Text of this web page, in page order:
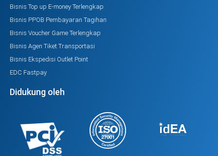
Bisnis Top up E-money Terlengkap
Bisnis PPOB Pembayaran Tagihan
Bisnis Voucher Game Terlengkap
Bisnis Agen Tiket Transportasi
Bisnis Ekspedisi Outlet Point
EDC Fastpay
Didukung oleh